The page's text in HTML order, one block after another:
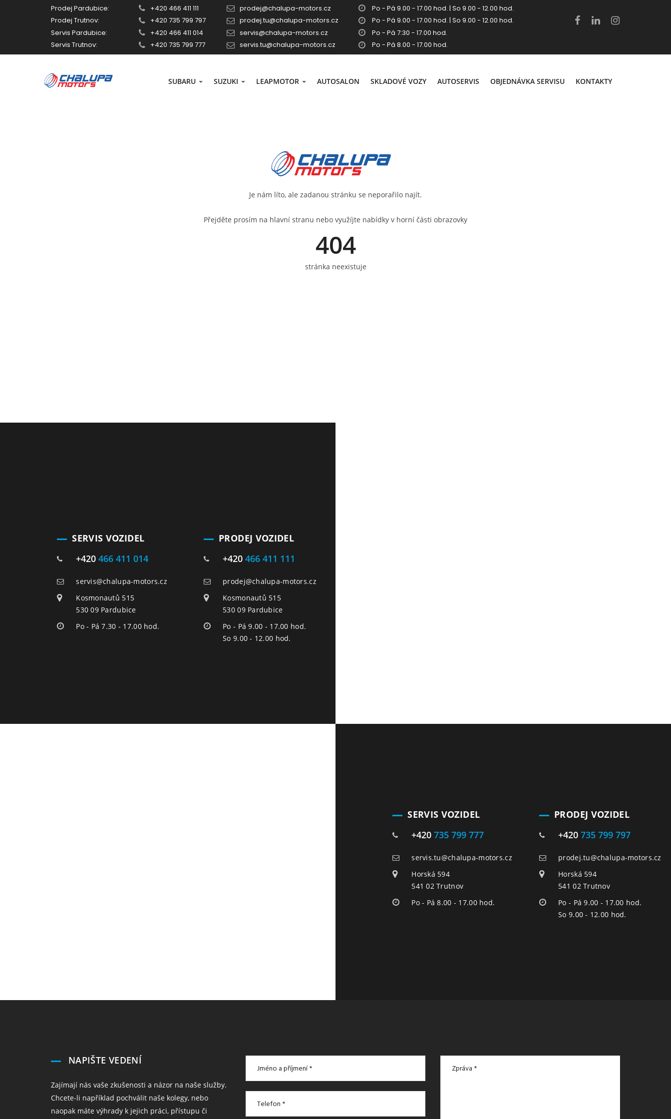
Prodej Pardubice: +420 466 411 111 prodej@chalupa-motors.cz
Po - Pá 9.00 - 17.00 hod. | So 9.00 - 12.00 hod.
Prodej Trutnov:
+420 735 799 797 prodej.tu@chalupa-motors.cz
Po - Pá 9.00 - 17.00 hod. | So 9.00 - 12.00 hod.
Servis Pardubice:
+420 466 411 014 servis@chalupa-motors.cz
Po - Pá 7:30 - 17.00 hod.
Servis Trutnov:
+420 735 799 777 servis.tu@chalupa-motors.cz Po - Pá 8.00 - 17.00 hod.
SUBARU SUZUKI LEAPMOTOR AUTOSALON SKLADOVÉ VOZY AUTOSERVIS OBJEDNÁVKA SERVISU KONTAKTY
Je nám líto, ale zadanou stránku se neporařilo najít.
Přejděte prosím na hlavní stranu nebo využíjte nabídky v horní části obrazovky
404
stránka neexistuje
SERVIS VOZIDEL
+420 466 411 014
servis@chalupa-motors.cz
Kosmonautů 515
530 09 Pardubice
Po - Pá 7.30 - 17.00 hod.
PRODEJ VOZIDEL
+420 466 411 111
prodej@chalupa-motors.cz
Kosmonautů 515
530 09 Pardubice
Po - Pá 9.00 - 17.00 hod.
So 9.00 - 12.00 hod.
SERVIS VOZIDEL
+420 735 799 777
servis.tu@chalupa-motors.cz
Horská 594
541 02 Trutnov
Po - Pá 8.00 - 17.00 hod.
PRODEJ VOZIDEL
+420 735 799 797
prodej.tu@chalupa-motors.cz
Horská 594
541 02 Trutnov
Po - Pá 9.00 - 17.00 hod.
So 9.00 - 12.00 hod.
NAPIŠTE VEDENÍ
Zajímají nás vaše zkušenosti a názor na naše služby.
Chcete-li například pochválit naše kolegy, nebo
naopak máte výhrady k jejich práci, přístupu či